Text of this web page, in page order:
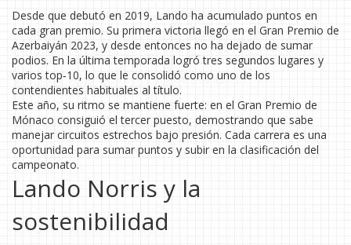
Desde que debutó en 2019, Lando ha acumulado puntos en
cada gran premio. Su primera victoria llegó en el Gran Premio de
Azerbaiyán 2023, y desde entonces no ha dejado de sumar
podios. En la última temporada logró tres segundos lugares y
varios top‑10, lo que le consolidó como uno de los
contendientes habituales al título.
Este año, su ritmo se mantiene fuerte: en el Gran Premio de
Mónaco consiguió el tercer puesto, demostrando que sabe
manejar circuitos estrechos bajo presión. Cada carrera es una
oportunidad para sumar puntos y subir en la clasificación del
campeonato.
Lando Norris y la
sostenibilidad